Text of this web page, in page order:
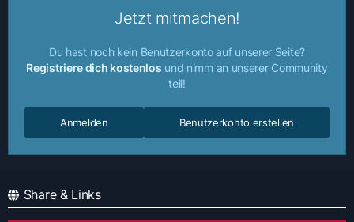
Jetzt mitmachen!
Du hast noch kein Benutzerkonto auf unserer Seite?
Registriere dich kostenlos und nimm an unserer Community
teil!
Benutzerkonto erstellen
Anmelden
Share & Links